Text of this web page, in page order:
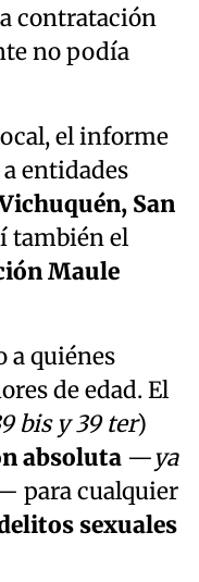
contratación
no podía
el informe
entidades
San
también el
Maule
a quiénes
de edad. El
bis y 39 ter)
absoluta —ya
para cualquier
sexuales